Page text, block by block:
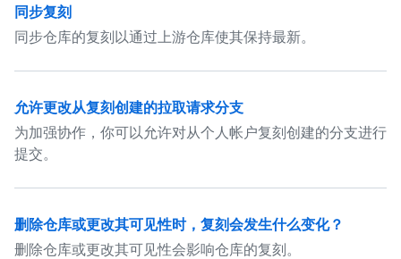
同步复刻
同步仓库的复刻以通过上游仓库使其保持最新。
允许更改从复刻创建的拉取请求分支
为加强协作，你可以允许对从个人帐户复刻创建的分支进行
提交。
删除仓库或更改其可见性时，复刻会发生什么变化？
删除仓库或更改其可见性会影响仓库的复刻。